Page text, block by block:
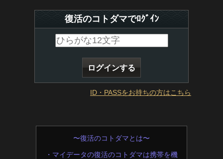
復活のコトダマでﾛｸﾞｲﾝ
ID・PASSをお持ちの方はこちら
〜復活のコトダマとは〜
・マイデータの復活のコトダマは携帯を機